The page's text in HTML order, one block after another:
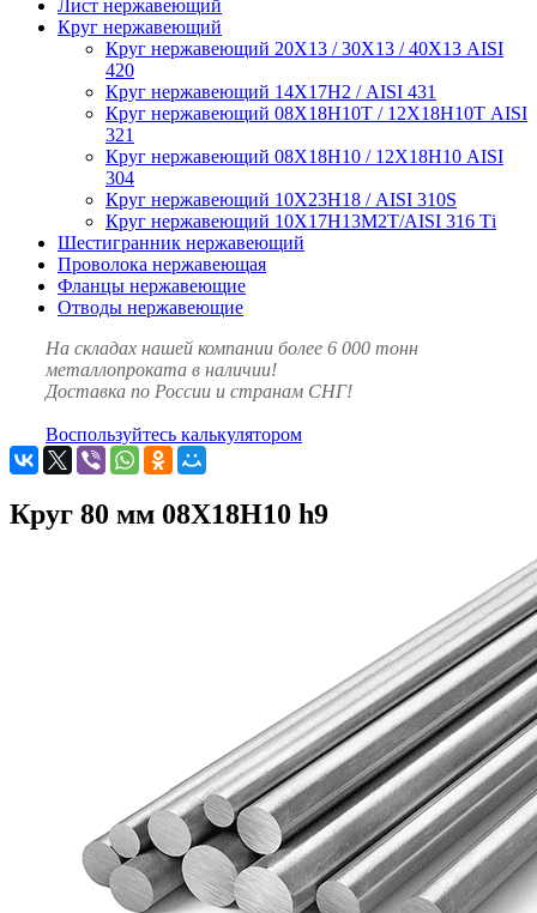
Лист нержавеющий
Круг нержавеющий
Круг нержавеющий 20Х13 / 30Х13 / 40Х13 AISI
420
Круг нержавеющий 14Х17Н2 / AISI 431
Круг нержавеющий 08Х18Н10Т / 12Х18Н10Т AISI
321
Круг нержавеющий 08Х18Н10 / 12Х18Н10 AISI
304
Круг нержавеющий 10Х23Н18 / AISI 310S
Круг нержавеющий 10Х17Н13М2Т/AISI 316 Тi
Шестигранник нержавеющий
Проволока нержавеющая
Фланцы нержавеющие
Отводы нержавеющие
На складах нашей компании более 6 000 тонн
металлопроката в наличии!
Доставка по России и странам СНГ!
Воспользуйтесь калькулятором
Круг 80 мм 08Х18Н10 h9